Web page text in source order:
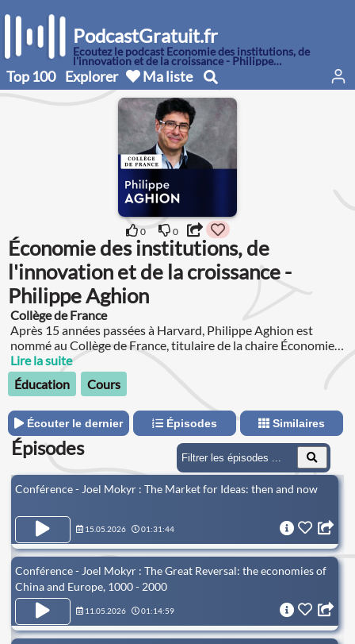
PodcastGratuit.fr
Écoutez le podcast Économie des institutions, de
l'innovation et de la croissance - Philippe
Aghion
Top 100 Explorer Ma liste
0 0
Économie des institutions, de
l'innovation et de la croissance -
Philippe Aghion
Collège de France
Après 15 années passées à Harvard, Philippe Aghion est
nommé au Collège de France, titulaire de la chaire Économie
des institutions, de l'innovation et de la croissance, avec un
grand projet : la création d'un centre de recherche, de
réflexion et d'échanges autour de l'économie de la croissance
Lire la suite
Éducation
Cours
Écouter le dernier Épisodes Similaires
Épisodes
Conférence - Joel Mokyr : The Market for Ideas: then and now
15.05.2026 01:31:44
Conférence - Joel Mokyr : The Great Reversal: the economies of
China and Europe, 1000 - 2000
11.05.2026 01:14:59